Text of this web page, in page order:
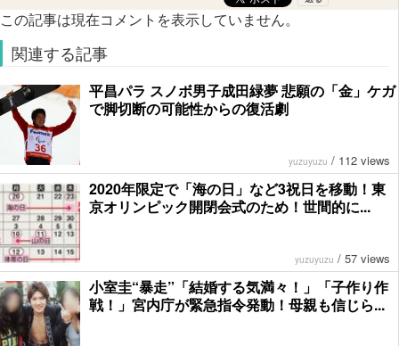
この記事は現在コメントを表示していません。
関連する記事
平昌パラ スノボ男子成田緑夢 悲願の「金」ケガ
で脚切断の可能性からの復活劇
yuzuyuzu / 112 views
2020年限定で「海の日」など3祝日を移動！東
京オリンピック開閉会式のため！世間的に...
yuzuyuzu / 57 views
小室圭“暴走”「結婚する気満々！」「子作り作
戦！」宮内庁が緊急指令発動！母親も信じら...